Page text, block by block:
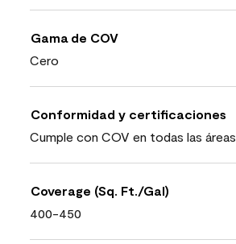
Gama de COV
Cero
Conformidad y certificaciones
Cumple con COV en todas las áreas
Coverage (Sq. Ft./Gal)
400-450